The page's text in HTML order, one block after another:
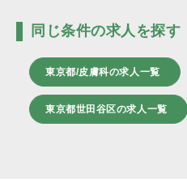
同じ条件の求人を探す
東京都/皮膚科の求人一覧
東京都世田谷区の求人一覧